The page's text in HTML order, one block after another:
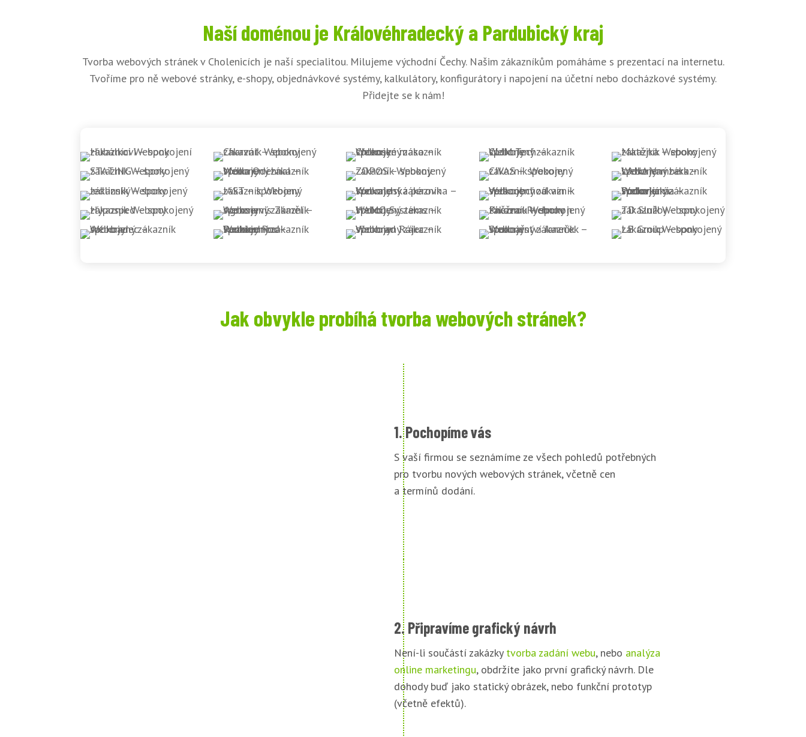
Naší doménou je Královéhradecký a Pardubický kraj
Tvorba webových stránek v Cholenicích je naší specialitou. Milujeme východní Čechy. Našim zákazníkům pomáháme s prezentací na internetu.
Tvoříme pro ně webové stránky, e-shopy, objednávkové systémy, kalkulátory, konfigurátory i napojení na účetní nebo docházkové systémy.
Přidejte se k nám!
Jak obvykle probíhá tvorba webových stránek?
1. Pochopíme vás
S vaší firmou se seznámíme ze všech pohledů potřebných
pro tvorbu nových webových stránek, včetně cen
a termínů dodání.
2. Připravíme grafický návrh
Není-li součástí zakázky tvorba zadání webu, nebo analýza
online marketingu, obdržíte jako první grafický návrh. Dle
dohody buď jako statický obrázek, nebo funkční prototyp
(včetně efektů).